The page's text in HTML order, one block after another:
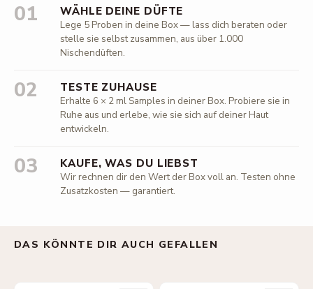
01 WÄHLE DEINE DÜFTE
Lege 5 Proben in deine Box — lass dich beraten oder
stelle sie selbst zusammen, aus über 1.000
Nischendüften.
02 TESTE ZUHAUSE
Erhalte 6 × 2 ml Samples in deiner Box. Probiere sie in
Ruhe aus und erlebe, wie sie sich auf deiner Haut
entwickeln.
03 KAUFE, WAS DU LIEBST
Wir rechnen dir den Wert der Box voll an. Testen ohne
Zusatzkosten — garantiert.
DAS KÖNNTE DIR AUCH GEFALLEN